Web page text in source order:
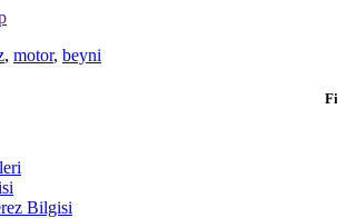
, motor, beyni
Bilgisi